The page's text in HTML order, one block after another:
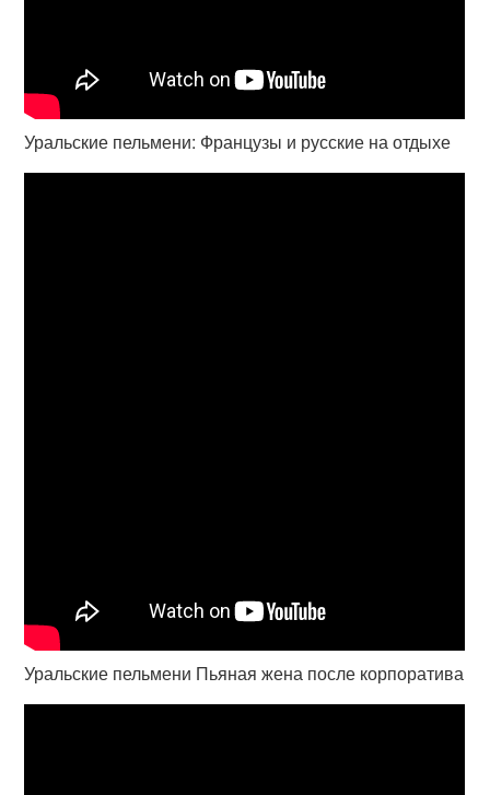
Уральские пельмени: Французы и русские на отдыхе
Уральские пельмени Пьяная жена после корпоратива